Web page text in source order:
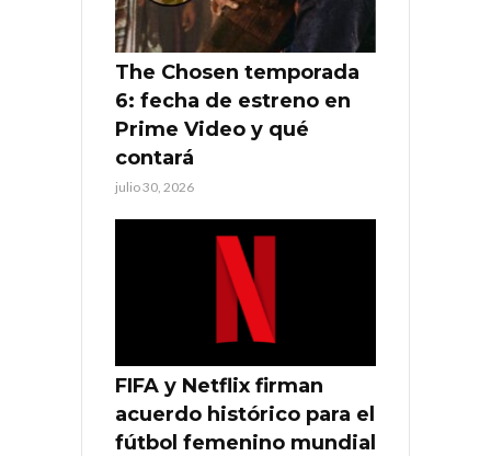
The Chosen temporada
6: fecha de estreno en
Prime Video y qué
contará
julio 30, 2026
FIFA y Netflix firman
acuerdo histórico para el
fútbol femenino mundial